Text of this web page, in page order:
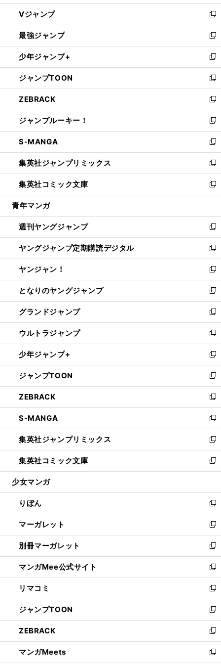
ウ
ィ
ン
ド
ウ
で
開
く
し
い
ウ
ィ
ン
ド
ウ
で
開
く
Vジャンプ
新
し
い
ウ
ィ
ン
ド
ウ
で
開
く
最強ジャンプ
新
し
い
ウ
ィ
ン
ド
ウ
で
開
く
少年ジャンプ+
新
し
い
ウ
ィ
ン
ド
ウ
で
開
く
ジャンプTOON
新
し
い
ウ
ィ
ン
ド
ウ
で
開
く
ZEBRACK
新
し
い
ウ
ィ
ン
ド
ウ
で
開
ジャンプルーキー！
新
し
い
ウ
ィ
ン
ド
ウ
開
く
S-MANGA
新
し
い
ウ
ィ
ン
ウ
で
開
く
集英社ジャンプリミックス
新
し
い
ウ
ン
ド
ウ
で
開
く
集英社コミック文庫
新
し
ウ
ィ
ン
ド
ウ
で
開
く
青年マンガ
週刊ヤングジャンプ
新
し
い
ウ
ィ
ン
ド
ウ
で
開
く
ヤングジャンプ定期購読デジタル
新
し
い
ウ
ィ
ン
ド
ウ
で
開
く
ヤンジャン！
新
し
い
ウ
ィ
ン
ド
ウ
で
開
く
となりのヤングジャンプ
新
し
い
ウ
ィ
ン
ド
ウ
で
開
く
グランドジャンプ
新
し
い
ウ
ィ
ン
ド
ウ
で
開
く
ウルトラジャンプ
新
し
い
ウ
ィ
ン
ド
ウ
で
開
く
少年ジャンプ+
新
し
い
ウ
ィ
ン
ド
ウ
で
開
く
ジャンプTOON
新
し
い
ウ
ィ
ン
ド
ウ
で
開
ZEBRACK
新
し
い
ウ
ィ
ン
ド
ウ
開
く
S-MANGA
新
し
い
ウ
ィ
ン
ウ
で
開
く
集英社ジャンプリミックス
新
し
い
ウ
ン
ド
ウ
で
開
く
集英社コミック文庫
新
し
ウ
ィ
ン
ド
ウ
で
開
く
少女マンガ
りぼん
新
し
い
ウ
ィ
ン
ド
ウ
で
開
く
マーガレット
新
し
い
ウ
ィ
ン
ド
ウ
で
開
く
別冊マーガレット
新
し
い
ウ
ィ
ン
ド
ウ
で
開
く
マンガMee公式サイト
新
し
い
ウ
ィ
ン
ド
ウ
で
開
リマコミ
新
し
い
ウ
ィ
ン
ド
ウ
ジャンプTOON
新
し
い
ウ
ィ
ン
ZEBRACK
新
し
い
ウ
マンガMeets
新
し